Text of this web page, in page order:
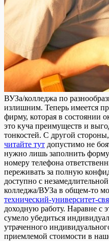
ВУЗа/колледжа по
излишним. Теперь имеется
фирму, которая в состоянии
это куча преимуществ и
тонкостей. С другой
читайте тут допустимо не
нужно лишь заполнить форму
номеру телефона
переживать за полную
доступно с
колледжа/ВУЗа в общем-то
технический-университет-
доходную работу. Наравне с
сумело убедиться
утраченного
приемлемой стоимости в